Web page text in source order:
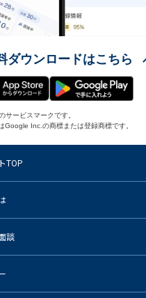
ダウンロードはこちら
ービスマークです。
Inc.の商標または登録商標です。
TOP
談